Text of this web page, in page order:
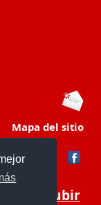
Mapa del sitio
Subir